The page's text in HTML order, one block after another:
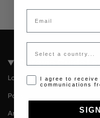
Coravin Guide
Londres
Paris
Amsterdam
Email
Country
Opt-in disclaimer
I agree to receive
communications